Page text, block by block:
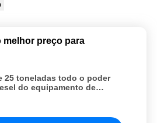
melhor preço para
25 toneladas todo o poder
do equipamento de